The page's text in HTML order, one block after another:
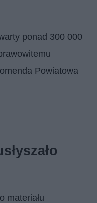
ponad 300 000
Powiatowa
materiału